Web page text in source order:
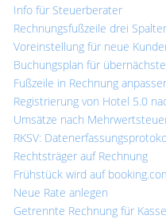
Info für Steuerberater
Rechnungsfußzeile drei
Voreinstellung für neue
Buchungsplan für
Fußzeile in Rechnung
Registrierung von Hotel 5.0
Umsätze nach
RKSV:
Rechtsträger auf Rechnung
Frühstück wird auf
Neue Rate anlegen
Getrennte Rechnung für